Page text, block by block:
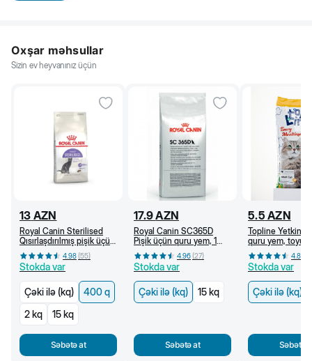
Oxşar məhsullar
Sizin ev heyvanınız üçün
13 AZN
Royal Canin Sterilised
Qısırlaşdırılmış pişik üçün
quru yem, 1 yaşdan, 400
q
4.98(55)
Stokda var
Çəki ilə (kq)
400 q
2 kq
15 kq
Səbətə at
17.9AZN
Royal Canin SC365D
Pişik üçün quru yem, 1
yaşdan (kq) 4.96(27)
Stokda var
Çəki ilə (kq) 15 kq
Səbətə at
5.5 AZN
Topline Yetkin
quru yem, toyuq
(kq)
4.8
Stokda var
Çəki ilə (kq)
Səbətə